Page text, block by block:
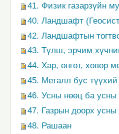
41. Физик газарзүйн
40. Ландшафт
42. Ландшафтын
43. Түлш, эрчим
44. Хар, өнгөт, ховор
45. Металл бус
46. Усны нөөц ба усны
47. Газрын доорх усны
48. Рашаан